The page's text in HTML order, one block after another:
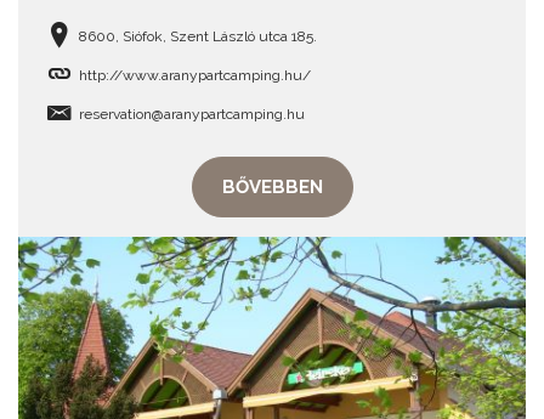
8600, Siófok, Szent László utca 185.
http://www.aranypartcamping.hu/
reservation@aranypartcamping.hu
BŐVEBBEN